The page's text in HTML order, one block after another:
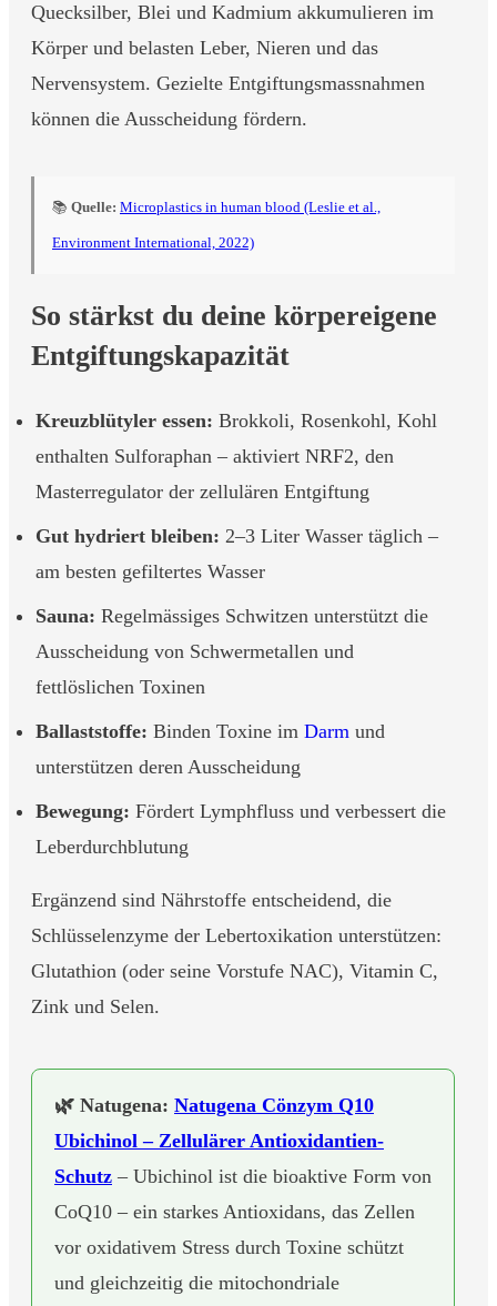
Quecksilber, Blei und Kadmium akkumulieren im
Körper und belasten Leber, Nieren und das
Nervensystem. Gezielte Entgiftungsmassnahmen
können die Ausscheidung fördern.
📚 Quelle: Microplastics in human blood (Leslie et al.,
Environment International, 2022)
So stärkst du deine körpereigene
Entgiftungskapazität
Kreuzblütyler essen: Brokkoli, Rosenkohl, Kohl
enthalten Sulforaphan – aktiviert NRF2, den
Masterregulator der zellulären Entgiftung
Gut hydriert bleiben: 2–3 Liter Wasser täglich –
am besten gefiltertes Wasser
Sauna: Regelmässiges Schwitzen unterstützt die
Ausscheidung von Schwermetallen und
fettlöslichen Toxinen
Ballaststoffe: Binden Toxine im Darm und
unterstützen deren Ausscheidung
Bewegung: Fördert Lymphfluss und verbessert die
Leberdurchblutung
Ergänzend sind Nährstoffe entscheidend, die
Schlüsselenzyme der Lebertoxikation unterstützen:
Glutathion (oder seine Vorstufe NAC), Vitamin C,
Zink und Selen.
🌿 Natugena: Natugena Cönzym Q10
Ubichinol – Zellulärer Antioxidantien-
Schutz – Ubichinol ist die bioaktive Form von
CoQ10 – ein starkes Antioxidans, das Zellen
vor oxidativem Stress durch Toxine schützt
und gleichzeitig die mitochondriale